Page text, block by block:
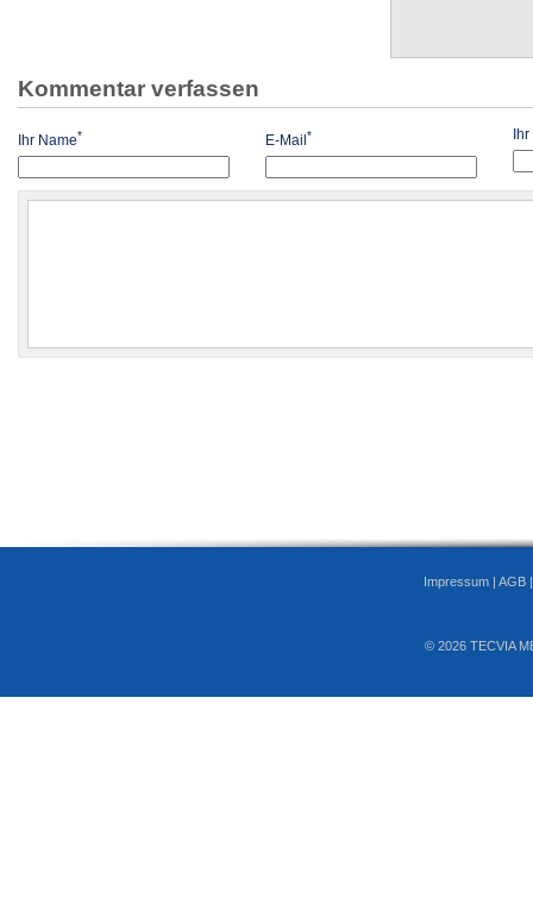
Kommentar verfassen
Ihr Name* E-Mail* Ihr
Impressum | AGB
© 2026 TECVIA